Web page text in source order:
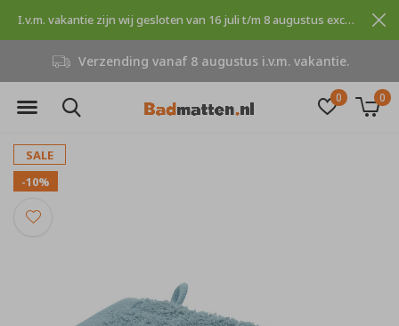
0 0
Verzending vanaf 8 augustus i.v.m. vakantie.
I.v.m. vakantie zijn wij gesloten van 16 juli t/m 8 augustus excuses voor dit ongemak.
SALE
-10%